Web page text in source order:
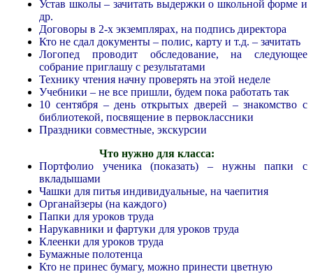
Устав школы – зачитать выдержки о школьной форме и
др.
Договоры в 2-х экземплярах, на подпись директора
Кто не сдал документы – полис, карту и т.д. – зачитать
Логопед проводит обследование, на следующее
собрание приглашу с результатами
Технику чтения начну проверять на этой неделе
Учебники – не все пришли, будем пока работать так
10 сентября – день открытых дверей – знакомство с
библиотекой, посвящение в первоклассники
Праздники совместные, экскурсии
Что нужно для класса:
Портфолио ученика (показать) – нужны папки с
вкладышами
Чашки для питья индивидуальные, на чаепития
Органайзеры (на каждого)
Папки для уроков труда
Нарукавники и фартуки для уроков труда
Клеенки для уроков труда
Бумажные полотенца
Кто не принес бумагу, можно принести цветную